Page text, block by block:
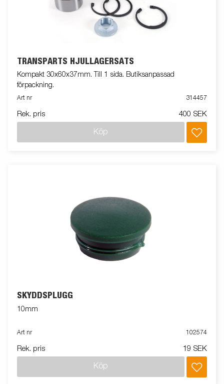
TRANSPARTS HJULLAGERSATS
Kompakt 30x60x37mm. Till 1 sida. Butiksanpassad
förpackning.
Art nr 314457
Rek. pris 400 SEK
Köp
SKYDDSPLUGG
10mm
Art nr 102574
Rek. pris 19 SEK
Köp